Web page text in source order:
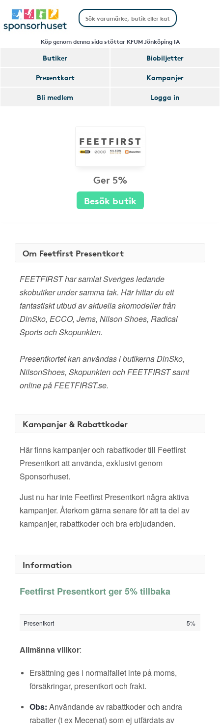
Köp genom denna sida stöttar KFUM Jönköping IA
Butiker
Biobiljetter
Presentkort
Kampanjer
Bli medlem
Logga in
Ger 5%
Besök butik
Om Feetfirst Presentkort
FEETFIRST har samlat Sveriges ledande
skobutiker under samma tak. Här hittar du ett
fantastiskt utbud av aktuella skomodeller från
DinSko, ECCO, Jerns, Nilson Shoes, Radical
Sports och Skopunkten.
Presentkortet kan användas i butikerna DinSko,
NilsonShoes, Skopunkten och FEETFIRST samt
online på FEETFIRST.se.
Kampanjer & Rabattkoder
Här finns kampanjer och rabattkoder till Feetfirst
Presentkort att använda, exklusivt genom
Sponsorhuset.
Just nu har inte Feetfirst Presentkort några aktiva
kampanjer. Återkom gärna senare för att ta del av
kampanjer, rabattkoder och bra erbjudanden.
Information
Feetfirst Presentkort ger 5% tillbaka
Presentkort 5%
Allmänna villkor:
Ersättning ges i normalfallet inte på moms,
försäkringar, presentkort och frakt.
Obs: Användande av rabattkoder och andra
rabatter (t ex Mecenat) som ej utfärdats av